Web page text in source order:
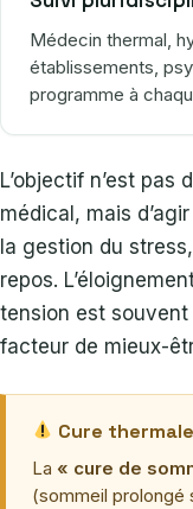
Médecin thermal,
établissements,
programme à
L’objectif n’est pas
médical, mais
la gestion du
repos.
tension est
facteur de mieux-
Cure
La « cure de
(sommeil prolongé